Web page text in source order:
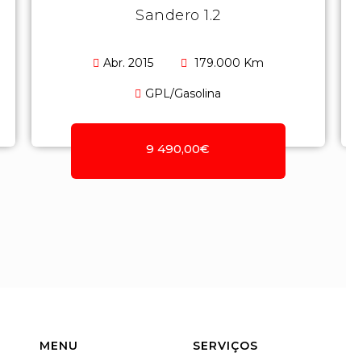
Sandero 1.2
Abr. 2015 179.000 Km
GPL/Gasolina
9 490,00€
MENU SERVIÇOS